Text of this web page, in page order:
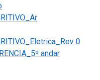
0
andar